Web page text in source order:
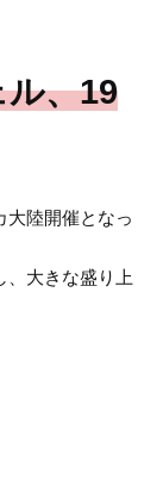
、19
大陸開催となっ
、大きな盛り上